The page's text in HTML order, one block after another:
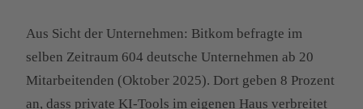
Aus Sicht der Unternehmen: Bitkom befragte im
selben Zeitraum 604 deutsche Unternehmen ab 20
Mitarbeitenden (Oktober 2025). Dort geben 8 Prozent
an, dass private KI-Tools im eigenen Haus verbreitet